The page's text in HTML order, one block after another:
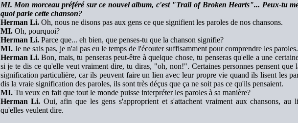
MI. Mon morceau préféré sur ce nouvel album, c'est "Trail of Broken Hearts"... Peux-tu
quoi parle cette chanson?
Herman Li.Oh, nous ne disons pas aux gens ce que signifient les paroles de nos chansons.
MI.Oh, pourquoi?
Herman Li.Parce que... eh bien, que penses-tu que la chanson signifie?
MI.Je ne sais pas, je n'ai pas eu le temps de l'écouter suffisamment pour comprendre les
Herman Li.Bon, mais, tu penseras peut-être à quelque chose, tu penseras qu'elle a une
si je te dis ce qu'elle veut vraiment dire, tu diras, "oh, non!". Certaines personnes pensent que
signification particulière, car ils peuvent faire un lien avec leur propre vie quand ils lisent les
dis la vraie signification des paroles, ils sont très déçus que ça ne soit pas ce qu'ils pensaient.
MI.Tu veux en fait que tout le monde puisse interpréter les paroles à sa manière?
Herman Li. Oui, afin que les gens s'approprient et s'attachent vraiment aux chansons, au
qu'elles veulent dire.